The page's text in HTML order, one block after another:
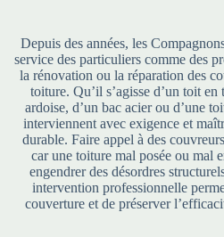
Depuis des années, les
service des particuliers comme des
la rénovation ou la réparation des
toiture. Qu’il s’agisse d’un toit
ardoise, d’un bac acier ou d’une
interviennent avec exigence et
durable. Faire appel à des
car une toiture mal posée ou mal
engendrer des désordres
intervention professionnelle
couverture et de préserver